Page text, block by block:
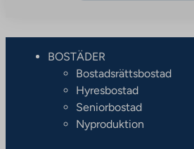
BOSTÄDER
Bostadsrättsbostad
Hyresbostad
Seniorbostad
Nyproduktion